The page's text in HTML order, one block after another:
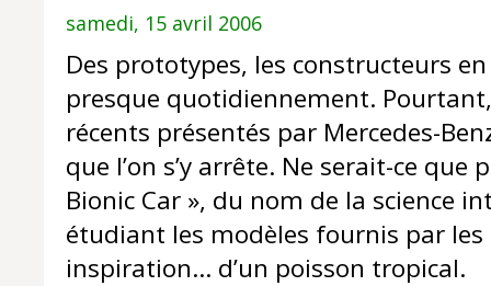
samedi, 15 avril 2006
Des prototypes, les constructeurs
presque quotidiennement.
récents présentés par Mercedes-
que l’on s’y arrête. Ne serait-ce que
Bionic Car », du nom de la science
étudiant les modèles fournis par
inspiration… d’un poisson tropical.